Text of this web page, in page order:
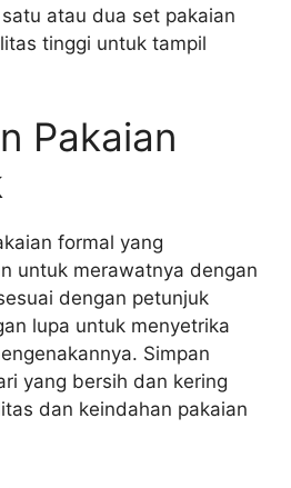
atau dua set pakaian
tinggi untuk tampil
Pakaian
formal yang
untuk merawatnya dengan
dengan petunjuk
lupa untuk menyetrika
Simpan
yang bersih dan kering
dan keindahan pakaian